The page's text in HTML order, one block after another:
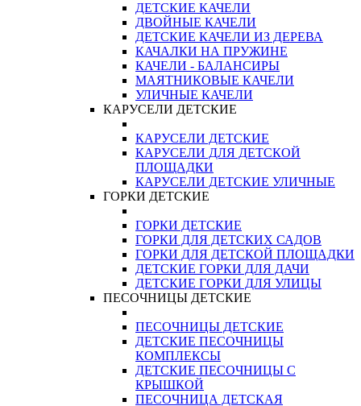
ДЕТСКИЕ КАЧЕЛИ
ДВОЙНЫЕ КАЧЕЛИ
ДЕТСКИЕ КАЧЕЛИ ИЗ ДЕРЕВА
КАЧАЛКИ НА ПРУЖИНЕ
КАЧЕЛИ - БАЛАНСИРЫ
МАЯТНИКОВЫЕ КАЧЕЛИ
УЛИЧНЫЕ КАЧЕЛИ
КАРУСЕЛИ ДЕТСКИЕ
КАРУСЕЛИ ДЕТСКИЕ
КАРУСЕЛИ ДЛЯ ДЕТСКОЙ
ПЛОЩАДКИ
КАРУСЕЛИ ДЕТСКИЕ УЛИЧНЫЕ
ГОРКИ ДЕТСКИЕ
ГОРКИ ДЕТСКИЕ
ГОРКИ ДЛЯ ДЕТСКИХ САДОВ
ГОРКИ ДЛЯ ДЕТСКОЙ ПЛОЩАДКИ
ДЕТСКИЕ ГОРКИ ДЛЯ ДАЧИ
ДЕТСКИЕ ГОРКИ ДЛЯ УЛИЦЫ
ПЕСОЧНИЦЫ ДЕТСКИЕ
ПЕСОЧНИЦЫ ДЕТСКИЕ
ДЕТСКИЕ ПЕСОЧНИЦЫ
КОМПЛЕКСЫ
ДЕТСКИЕ ПЕСОЧНИЦЫ С
КРЫШКОЙ
ПЕСОЧНИЦА ДЕТСКАЯ